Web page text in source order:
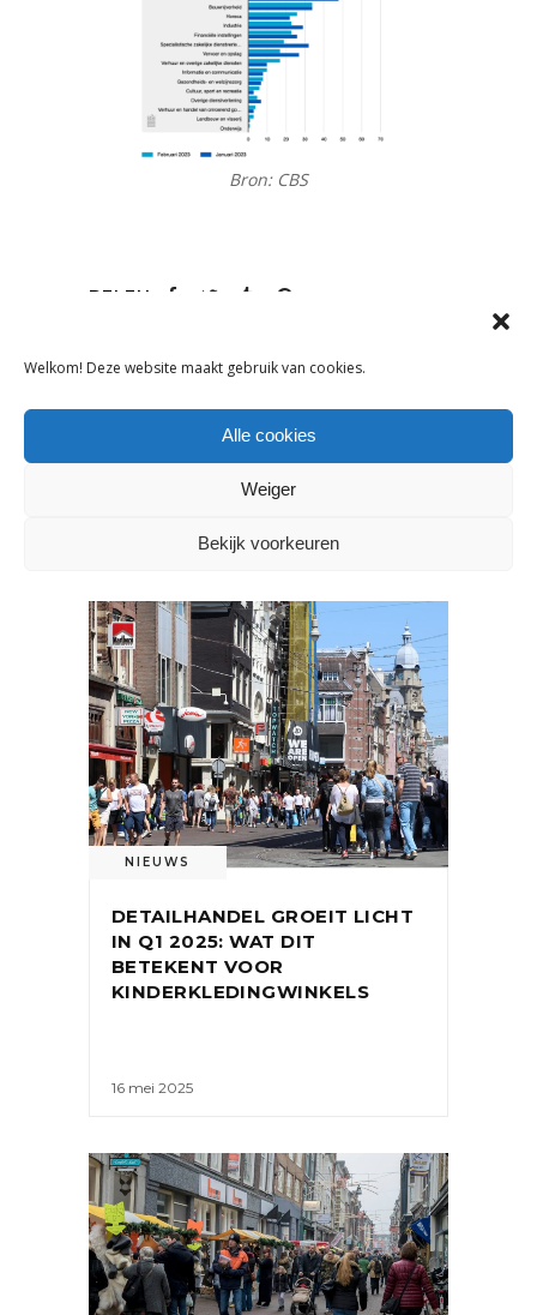
Welkom! Deze website maakt gebruik van cookies.
Alle cookies
Weiger
Bekijk voorkeuren
Bron: CBS
DELEN:
VORIG ARTIKEL VOLGEND ARTIKEL
OOK INTERESSANT
NIEUWS
DETAILHANDEL GROEIT LICHT
IN Q1 2025: WAT DIT
BETEKENT VOOR
KINDERKLEDINGWINKELS
16 mei 2025